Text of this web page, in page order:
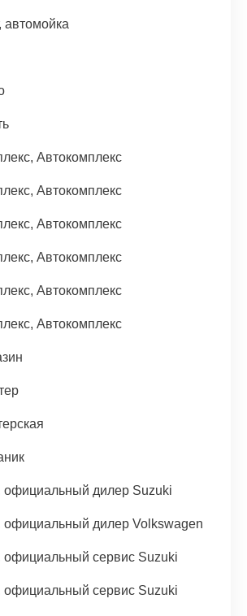
автомойка
Автокомплекс
Автокомплекс
Автокомплекс
Автокомплекс
Автокомплекс
Автокомплекс
официальный дилер Suzuki
официальный дилер Volkswagen
официальный сервис Suzuki
официальный сервис Suzuki